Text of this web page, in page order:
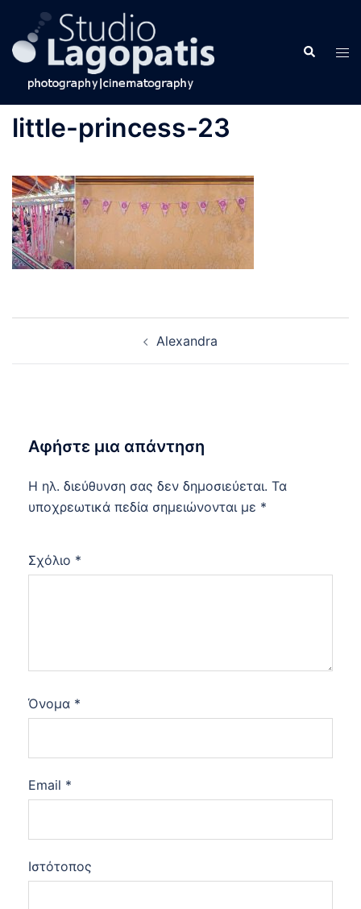
content
Search
little-princess-23
Alexandra
Αφήστε μια απάντηση
Η ηλ. διεύθυνση σας δεν δημοσιεύεται. Τα
υποχρεωτικά πεδία σημειώνονται με *
Σχόλιο *
Όνομα *
Email *
Ιστότοπος